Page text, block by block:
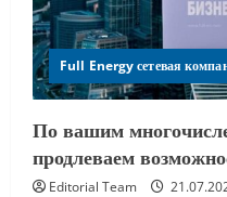
Full Energy сетевая
По вашим
продлеваем
Editorial Team